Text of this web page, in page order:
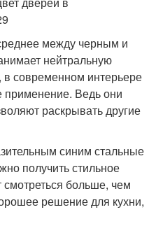
между черным и
нейтральную
современном интерьере
Ведь они
раскрывать другие
синим стальные
получить стильное
больше, чем
решение для кухни,